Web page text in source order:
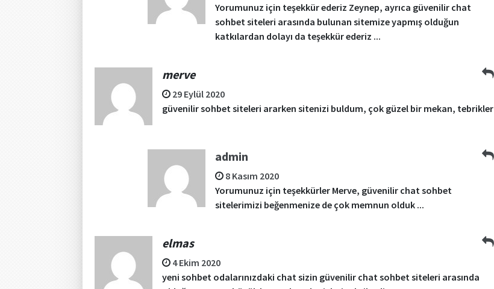
Yorumunuz için teşekkür ederiz Zeynep, ayrıca güvenilir chat
sohbet siteleri arasında bulunan sitemize yapmış olduğun
katkılardan dolayı da teşekkür ederiz ...
merve
29 Eylül 2020
güvenilir sohbet siteleri ararken sitenizi buldum, çok güzel bir mekan, tebrikler
admin
8 Kasım 2020
Yorumunuz için teşekkürler Merve, güvenilir chat sohbet
sitelerimizi beğenmenize de çok memnun olduk ...
elmas
4 Ekim 2020
yeni sohbet odalarınızdaki chat sizin güvenilir chat sohbet siteleri arasında